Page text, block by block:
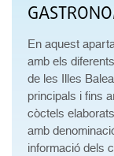
En aquest
amb els
de les Illes
principals i fins
còctels
amb
informació dels